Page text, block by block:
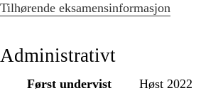
Tilhørende eksamensinformasjon
Administrativt
Først undervist
Høst 2022